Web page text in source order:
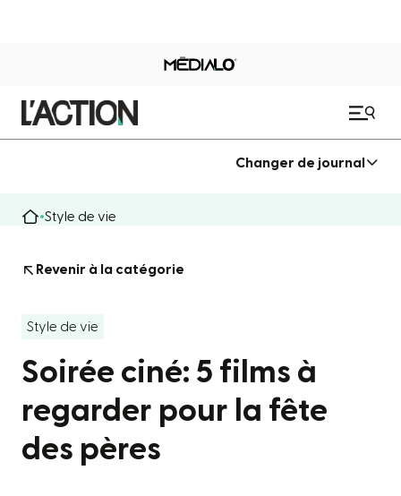
Changer de journal
Style de vie
Revenir à la catégorie
Style de vie
Soirée ciné: 5 films à
regarder pour la fête
des pères